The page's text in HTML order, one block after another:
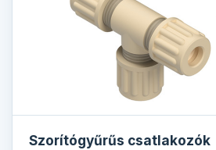
Szorítógyűrűs csatlakozók